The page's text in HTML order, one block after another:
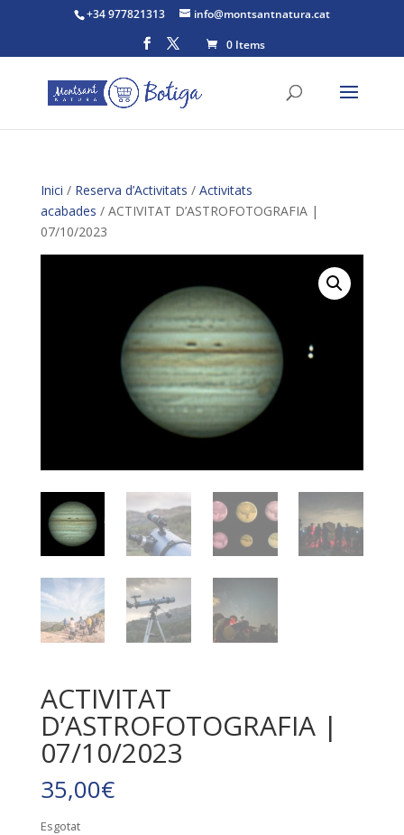
+34 977821313
info@montsantnatura.cat
0 Items
Inici / Reserva d’Activitats / Activitats
acabades / ACTIVITAT D’ASTROFOTOGRAFIA |
07/10/2023
ACTIVITAT
D’ASTROFOTOGRAFIA |
07/10/2023
35,00€
Esgotat